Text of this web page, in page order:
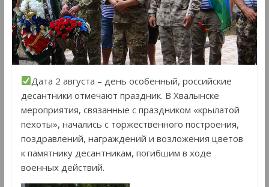
Дата 2 августа – день особенный, российские
десантники отмечают праздник. В Хвалынске
мероприятия, связанные с праздником «крылатой
пехоты», начались с торжественного построения,
поздравлений, награждений и возложения цветов
к памятнику десантникам, погибшим в ходе
военных действий.